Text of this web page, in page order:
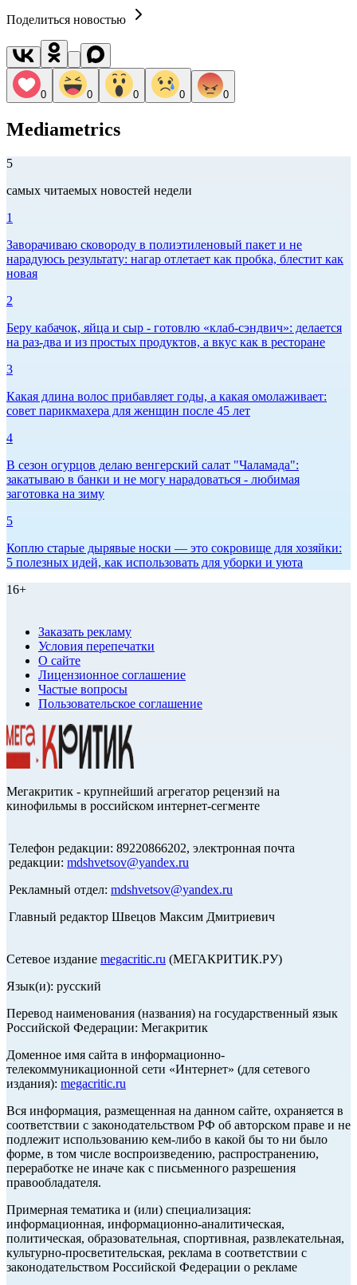
Поделиться новостью
0 0 0 0 0
Mediametrics
5
самых читаемых новостей недели
1
Заворачиваю сковороду в полиэтиленовый пакет и не
нарадуюсь результату: нагар отлетает как пробка, блестит как
новая
2
Беру кабачок, яйца и сыр - готовлю «клаб-сэндвич»: делается
на раз-два и из простых продуктов, а вкус как в ресторане
3
Какая длина волос прибавляет годы, а какая омолаживает:
совет парикмахера для женщин после 45 лет
4
В сезон огурцов делаю венгерский салат "Чаламада":
закатываю в банки и не могу нарадоваться - любимая
заготовка на зиму
5
Коплю старые дырявые носки — это сокровище для хозяйки:
5 полезных идей, как использовать для уборки и уюта
16+
Заказать рекламу
Условия перепечатки
О сайте
Лицензионное соглашение
Частые вопросы
Пользовательское соглашение
Мегакритик - крупнейший агрегатор рецензий на
кинофильмы в российском интернет-сегменте
Телефон редакции: 89220866202, электронная почта
редакции: mdshvetsov@yandex.ru
Рекламный отдел: mdshvetsov@yandex.ru
Главный редактор Швецов Максим Дмитриевич
Сетевое издание megacritic.ru (МЕГАКРИТИК.РУ)
Язык(и): русский
Перевод наименования (названия) на государственный язык
Российской Федерации: Мегакритик
Доменное имя сайта в информационно-
телекоммуникационной сети «Интернет» (для сетевого
издания): megacritic.ru
Вся информация, размещенная на данном сайте, охраняется в
соответствии с законодательством РФ об авторском праве и не
подлежит использованию кем-либо в какой бы то ни было
форме, в том числе воспроизведению, распространению,
переработке не иначе как с письменного разрешения
правообладателя.
Примерная тематика и (или) специализация:
информационная, информационно-аналитическая,
политическая, образовательная, спортивная, развлекательная,
культурно-просветительская, реклама в соответствии с
законодательством Российской Федерации о рекламе